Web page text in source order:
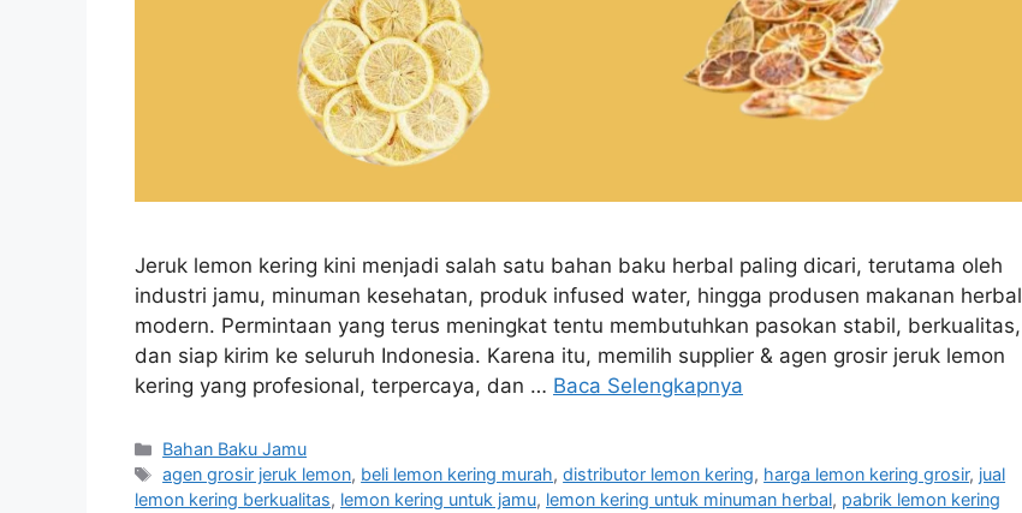
Jeruk lemon kering kini menjadi salah satu bahan baku herbal paling dicari, terutama oleh
industri jamu, minuman kesehatan, produk infused water, hingga produsen makanan herbal
modern. Permintaan yang terus meningkat tentu membutuhkan pasokan stabil, berkualitas,
dan siap kirim ke seluruh Indonesia. Karena itu, memilih supplier & agen grosir jeruk lemon
kering yang profesional, terpercaya, dan … Baca Selengkapnya
Kategori
Bahan Baku Jamu
Tag
agen grosir jeruk lemon, beli lemon kering murah,distributor lemon kering, harga lemon kering grosir, jual
lemon kering berkualitas, lemon kering untuk jamu, lemon kering untuk minuman herbal, pabrik lemon kering